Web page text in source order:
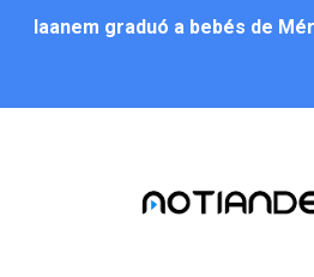
Iaanem graduó a bebés de
Alcalde Nelson Álvarez llevó